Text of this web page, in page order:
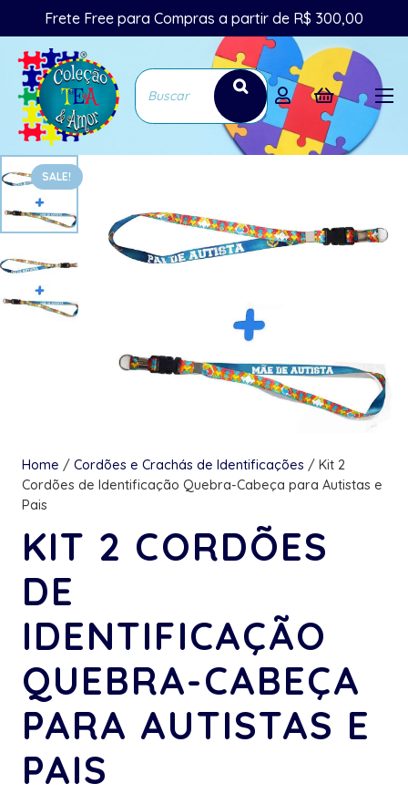
Frete Free para Compras a partir de R$ 300,00
SALE!
Home / Cordões e Crachás de Identificações / Kit 2
Cordões de Identificação Quebra-Cabeça para Autistas e
Pais
KIT 2 CORDÕES
DE
IDENTIFICAÇÃO
QUEBRA-CABEÇA
PARA AUTISTAS E
PAIS